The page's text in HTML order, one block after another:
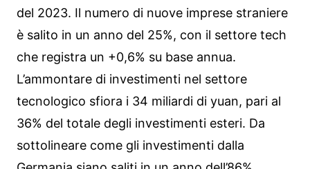
del 2023. Il numero di nuove imprese straniere
è salito in un anno del 25%, con il settore tech
che registra un +0,6% su base annua.
L’ammontare di investimenti nel settore
tecnologico sfiora i 34 miliardi di yuan, pari al
36% del totale degli investimenti esteri. Da
sottolineare come gli investimenti dalla